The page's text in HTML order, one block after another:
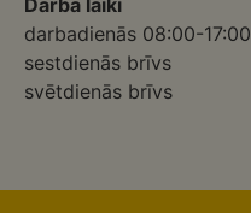
Darba laiki
darbadienās 08:00-17:00
sestdienās brīvs
svētdienās brīvs